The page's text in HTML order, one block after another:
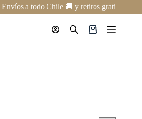
Envíos a todo Chile 🚚 y retiros gratis en
Carro